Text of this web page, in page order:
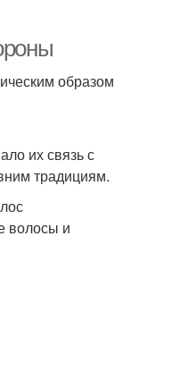
образом
их связь с
традициям.
волосы и